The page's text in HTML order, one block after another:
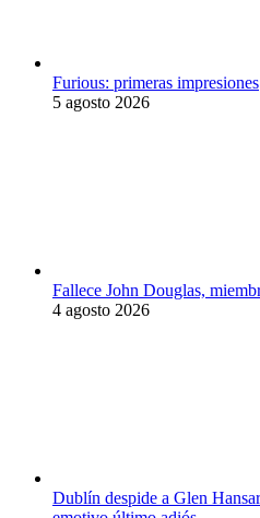
Furious: primeras impresiones
5 agosto 2026
Fallece John Douglas,
4 agosto 2026
Dublín despide a Glen